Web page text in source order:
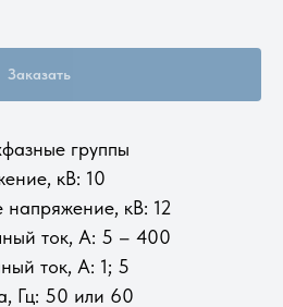
Заказать
группы​
кВ: 10
кВ: 12
ток, А: 5 – 400
ток, А: 1; 5
Гц: 50 или 60